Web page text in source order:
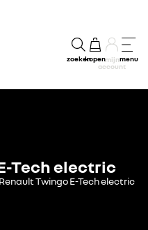
zoekenkopenmijn
account
menu
Tech electric
Twingo E-Tech electric